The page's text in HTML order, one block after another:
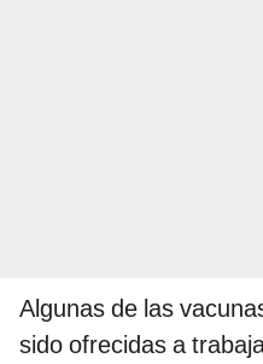
Algunas de las
sido ofrecidas a